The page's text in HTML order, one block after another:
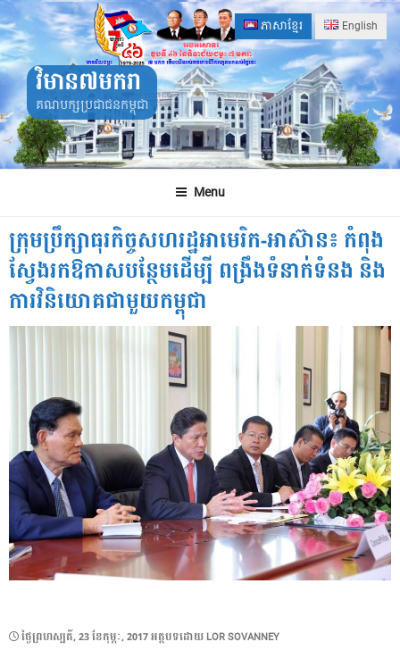
Skip
to
content
ភាសាខ្មែរ English
វិមាន៧មករា
គណបក្សប្រជាជនកម្ពុជា
Menu
ក្រុមប្រឹក្សាធុរកិច្ចសហរដ្ឋអាមេរិក-អាស៊ាន៖ កំពុង
ស្វែងរកឱកាសបន្ថែមដើម្បី ពង្រឹងទំនាក់ទំនង និង
ការវិនិយោគជាមួយកម្ពុជា
POSTED
ថ្ងៃ​ព្រហស្បតិ៍, 23 ខែ​កុម្ភៈ, 2017អត្ថបទដោយ LOR SOVANNEY